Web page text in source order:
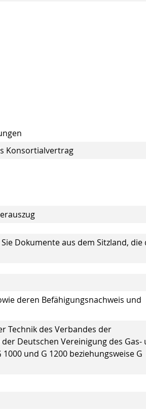
Konsortialvertrag
Dokumente aus dem Sitzland, die
deren Befähigungsnachweis und
Technik des Verbandes der
Deutschen Vereinigung des Gas-
1000 und G 1200 beziehungsweise G